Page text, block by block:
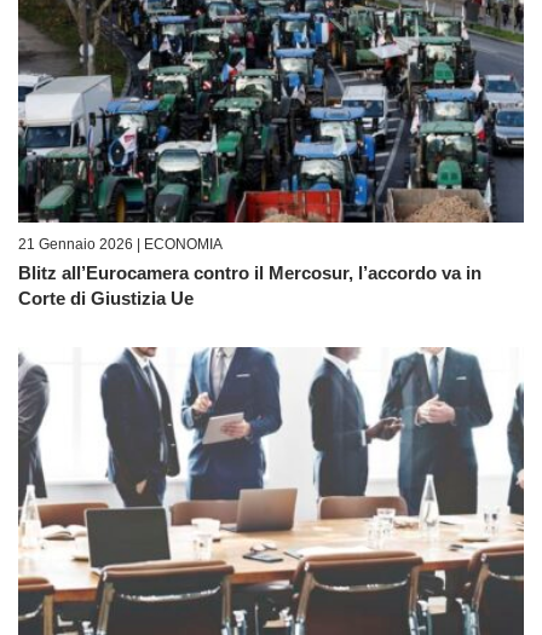
21 Gennaio 2026 | ECONOMIA
Blitz all’Eurocamera contro il Mercosur, l’accordo va in
Corte di Giustizia Ue